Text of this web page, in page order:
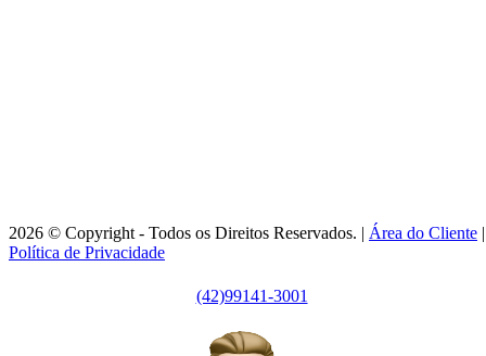
2026 © Copyright - Todos os Direitos Reservados. | Área do Cliente |
Política de Privacidade
(42)99141-3001